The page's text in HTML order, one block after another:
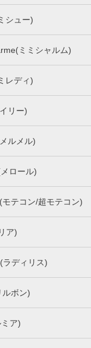
シュー)
ミミシャルム)
レディ)
リー)
ルメル)
ロール)
テコン/超モテコン)
ア)
ラディリス)
ルボン)
ア)